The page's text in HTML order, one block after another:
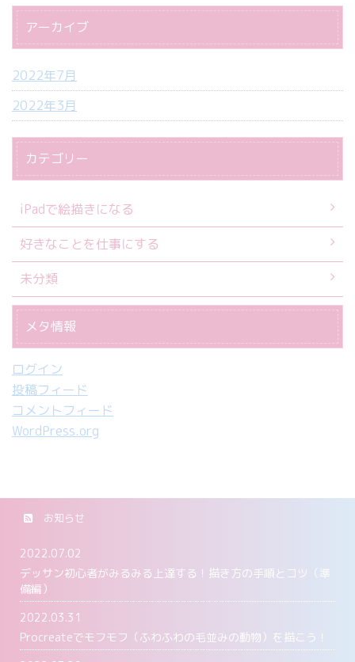
アーカイブ
2022年7月
2022年3月
カテゴリー
iPadで絵描きになる
好きなことを仕事にする
未分類
メタ情報
ログイン
投稿フィード
コメントフィード
WordPress.org
お知らせ
2022.07.02
デッサン初心者がみるみる上達する！描き方の手順とコツ（準
備編）
2022.03.31
Procreateでモフモフ（ふわふわの毛並みの動物）を描こう！